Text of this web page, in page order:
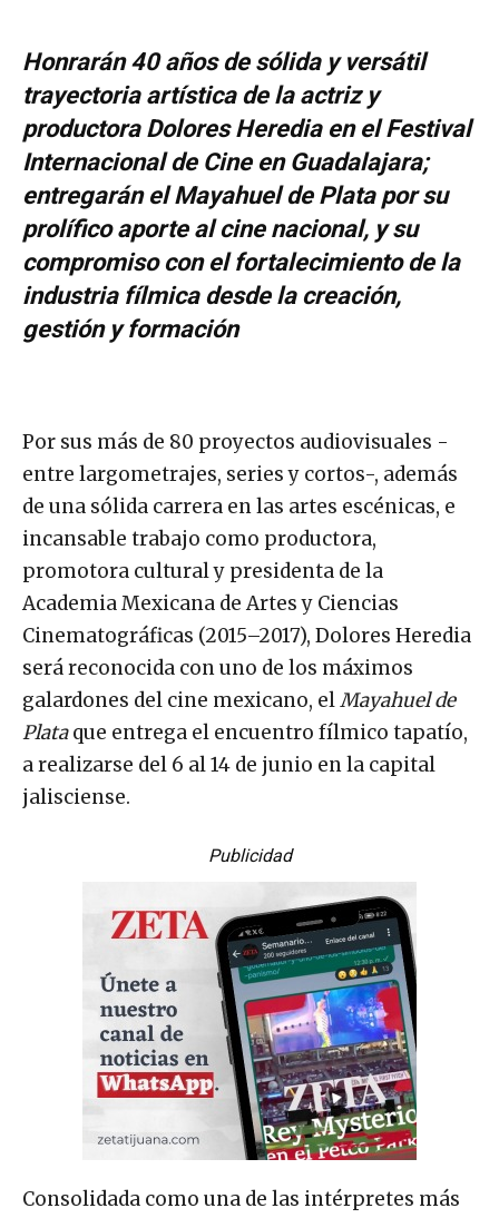
Honrarán 40 años de sólida y versátil
trayectoria artística de la actriz y
productora Dolores Heredia en el Festival
Internacional de Cine en Guadalajara;
entregarán el Mayahuel de Plata por su
prolífico aporte al cine nacional, y su
compromiso con el fortalecimiento de la
industria fílmica desde la creación,
gestión y formación
Por sus más de 80 proyectos audiovisuales -
entre largometrajes, series y cortos-, además
de una sólida carrera en las artes escénicas, e
incansable trabajo como productora,
promotora cultural y presidenta de la
Academia Mexicana de Artes y Ciencias
Cinematográficas (2015–2017), Dolores Heredia
será reconocida con uno de los máximos
galardones del cine mexicano, elMayahuel de
Plataque entrega el encuentro fílmico tapatío,
a realizarse del 6 al 14 de junio en la capital
jalisciense.
Publicidad
Consolidada como una de las intérpretes más